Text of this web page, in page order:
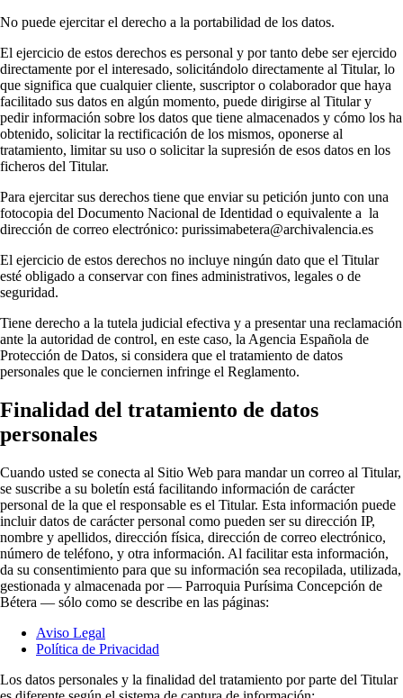
No puede ejercitar el derecho a la portabilidad de los datos.
El ejercicio de estos derechos es personal y por tanto debe ser ejercido
directamente por el interesado, solicitándolo directamente al Titular, lo
que significa que cualquier cliente, suscriptor o colaborador que haya
facilitado sus datos en algún momento, puede dirigirse al Titular y
pedir información sobre los datos que tiene almacenados y cómo los ha
obtenido, solicitar la rectificación de los mismos, oponerse al
tratamiento, limitar su uso o solicitar la supresión de esos datos en los
ficheros del Titular.
Para ejercitar sus derechos tiene que enviar su petición junto con una
fotocopia del Documento Nacional de Identidad o equivalente a la
dirección de correo electrónico: purissimabetera@archivalencia.es
El ejercicio de estos derechos no incluye ningún dato que el Titular
esté obligado a conservar con fines administrativos, legales o de
seguridad.
Tiene derecho a la tutela judicial efectiva y a presentar una reclamación
ante la autoridad de control, en este caso, la Agencia Española de
Protección de Datos, si considera que el tratamiento de datos
personales que le conciernen infringe el Reglamento.
Finalidad del tratamiento de datos
personales
Cuando usted se conecta al Sitio Web para mandar un correo al Titular,
se suscribe a su boletín está facilitando información de carácter
personal de la que el responsable es el Titular. Esta información puede
incluir datos de carácter personal como pueden ser su dirección IP,
nombre y apellidos, dirección física, dirección de correo electrónico,
número de teléfono, y otra información. Al facilitar esta información,
da su consentimiento para que su información sea recopilada, utilizada,
gestionada y almacenada por — Parroquia Purísima Concepción de
Bétera — sólo como se describe en las páginas:
Aviso Legal
Política de Privacidad
Los datos personales y la finalidad del tratamiento por parte del Titular